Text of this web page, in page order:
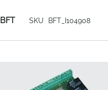
BFT SKU BFT_I104908